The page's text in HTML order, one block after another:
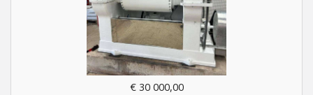
€ 30 000,00